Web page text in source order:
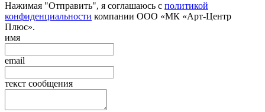
Нажимая "Отправить", я соглашаюсь с политикой
конфиденциальности компании ООО «МК «Арт-Центр
Плюс».
имя
email
текст сообщения